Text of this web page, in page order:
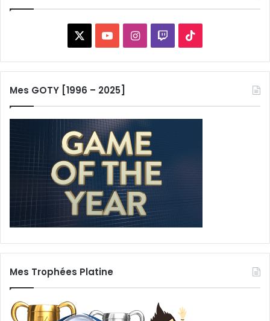
YouTubeInstagram
Twitch
Mes GOTY [1996 – 2025]
Mes Trophées Platine